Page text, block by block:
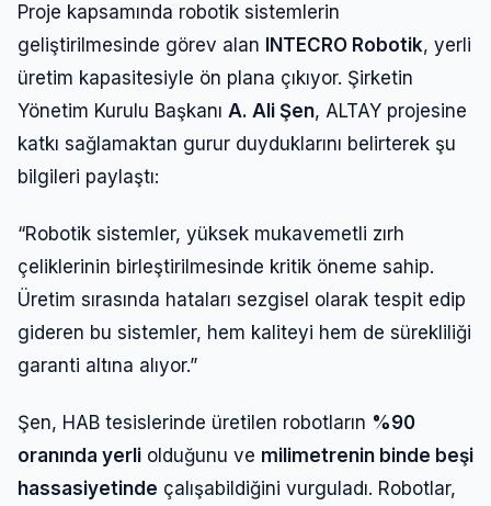
Proje kapsamında robotik sistemlerin
geliştirilmesinde görev alan
INTECRO Robotik, yerli
üretim kapasitesiyle ön plana çıkıyor. Şirketin
Yönetim Kurulu Başkanı A. Ali Şen, ALTAY projesine
katkı sağlamaktan gurur duyduklarını belirterek şu
bilgileri paylaştı:
“Robotik sistemler, yüksek mukavemetli zırh
çeliklerinin birleştirilmesinde kritik öneme sahip.
Üretim sırasında hataları sezgisel olarak tespit edip
gideren bu sistemler, hem kaliteyi hem de sürekliliği
garanti altına alıyor.”
Şen, HAB tesislerinde üretilen robotların %90
oranında yerli olduğunu ve milimetrenin binde beşi
hassasiyetinde çalışabildiğini vurguladı. Robotlar,